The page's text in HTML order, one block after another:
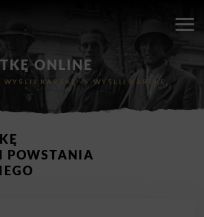
ONLINE
WYŚLIJ KARTKĘ->WYŚLIJ KARTKĘ
POWSTANIA